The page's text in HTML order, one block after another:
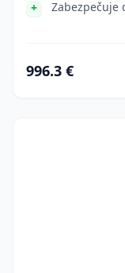
Zabezpečuje
996.3 €